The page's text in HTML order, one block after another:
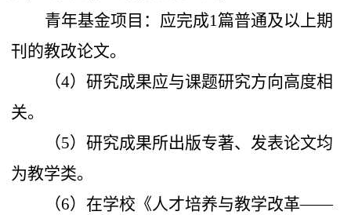
青年基金项目：应完成1篇普通及以上期
刊的教改论文。
（4）研究成果应与课题研究方向高度相
关。
（5）研究成果所出版专著、发表论文均
为教学类。
（6）在学校《人才培养与教学改革——